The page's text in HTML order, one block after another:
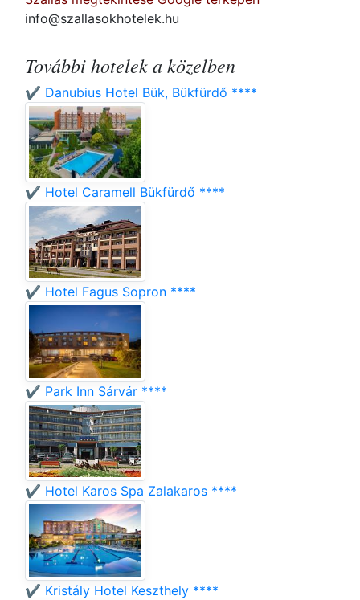
info@szallasokhotelek.hu
További hotelek a közelben
✔️ Danubius Hotel Bük, Bükfürdő ****
✔️ Hotel Caramell Bükfürdő ****
✔️ Hotel Fagus Sopron ****
✔️ Park Inn Sárvár ****
✔️ Hotel Karos Spa Zalakaros ****
✔️ Kristály Hotel Keszthely ****